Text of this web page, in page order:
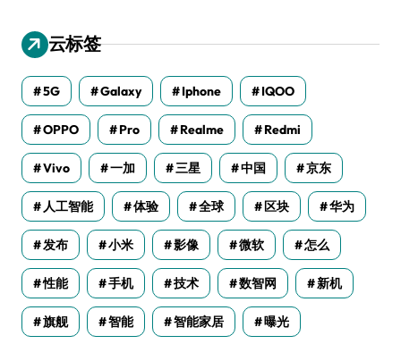
云标签
5G Galaxy Iphone IQOO
OPPO Pro Realme Redmi
Vivo 一加 三星 中国 京东
人工智能 体验 全球 区块 华为
发布 小米 影像 微软 怎么
性能 手机 技术 数智网 新机
旗舰 智能 智能家居 曝光